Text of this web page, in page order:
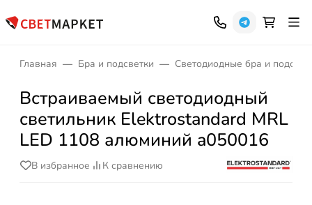
Главная Бра и подсветки Светодиодные бра и
Встраиваемый светодиодный
светильник Elektrostandard MRL
LED 1108 алюминий a050016
В избранное К сравнению